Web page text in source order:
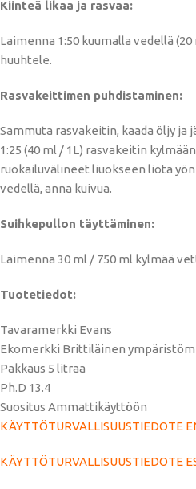
Kiinteä likaa ja rasvaa:
Laimenna 1:50 kuumalla vedellä
huuhtele.
Rasvakeittimen puhdistaminen:
Sammuta rasvakeitin, kaada öljy ja
1:25 (40 ml / 1L) rasvakeitin
ruokailuvälineet liuokseen liota
vedellä, anna kuivua.
Suihkepullon täyttäminen:
Laimenna 30 ml / 750 ml kylmää
Tuotetiedot:
Tavaramerkki Evans
Ekomerkki Brittiläinen
Pakkaus 5 litraa
Ph.D 13.4
Suositus Ammattikäyttöön
KÄYTTÖTURVALLISUUSTIEDOTE
KÄYTTÖTURVALLISUUSTIEDOTE